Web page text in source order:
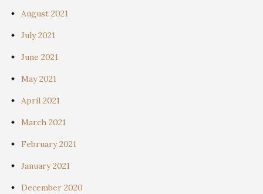
August 2021
July 2021
June 2021
May 2021
April 2021
March 2021
February 2021
January 2021
December 2020